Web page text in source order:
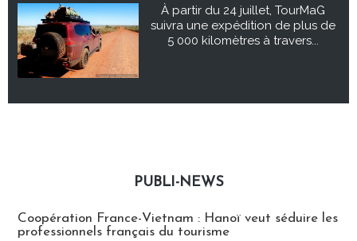
À partir du 24 juillet, TourMaG
suivra une expédition de plus de
5 000 kilomètres à travers...
PUBLI-NEWS
Coopération France-Vietnam : Hanoï veut séduire les
professionnels français du tourisme